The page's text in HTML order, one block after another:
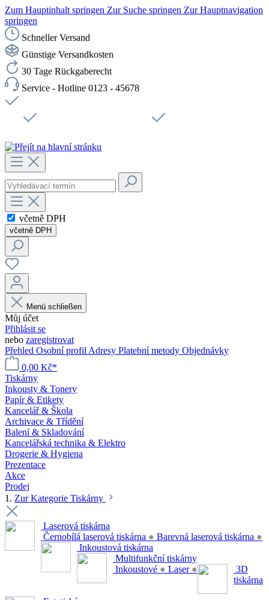
Zum Hauptinhalt springen Zur Suche springen Zur Hauptnavigation
springen
Schneller Versand
Günstige Versandkosten
30 Tage Rückgaberecht
Service - Hotline 0123 - 45678
včetně DPH
včetně DPH
Menü schließen
Můj účet
Přihlásit se
nebo zaregistrovat
Přehled Osobní profil Adresy Platební metody Objednávky
0,00 Kč*
Tiskárny
Inkousty & Tonery
Papír & Etikety
Kancelář & Škola
Archivace & Třídění
Balení & Skladování
Kancelářská technika & Elektro
Drogerie & Hygiena
Prezentace
Akce
Prodej
1. Zur Kategorie Tiskárny
Laserová tiskárna
Černobílá laserová tiskárna ● Barevná laserová tiskárna ●
Inkoustová tiskárna
Multifunkční tiskárny
Inkoustové ● Laser ●
3D
tiskárna